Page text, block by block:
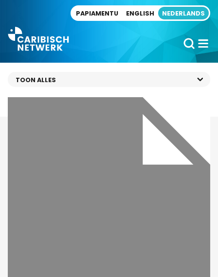
PAPIAMENTU ENGLISH NEDERLANDS